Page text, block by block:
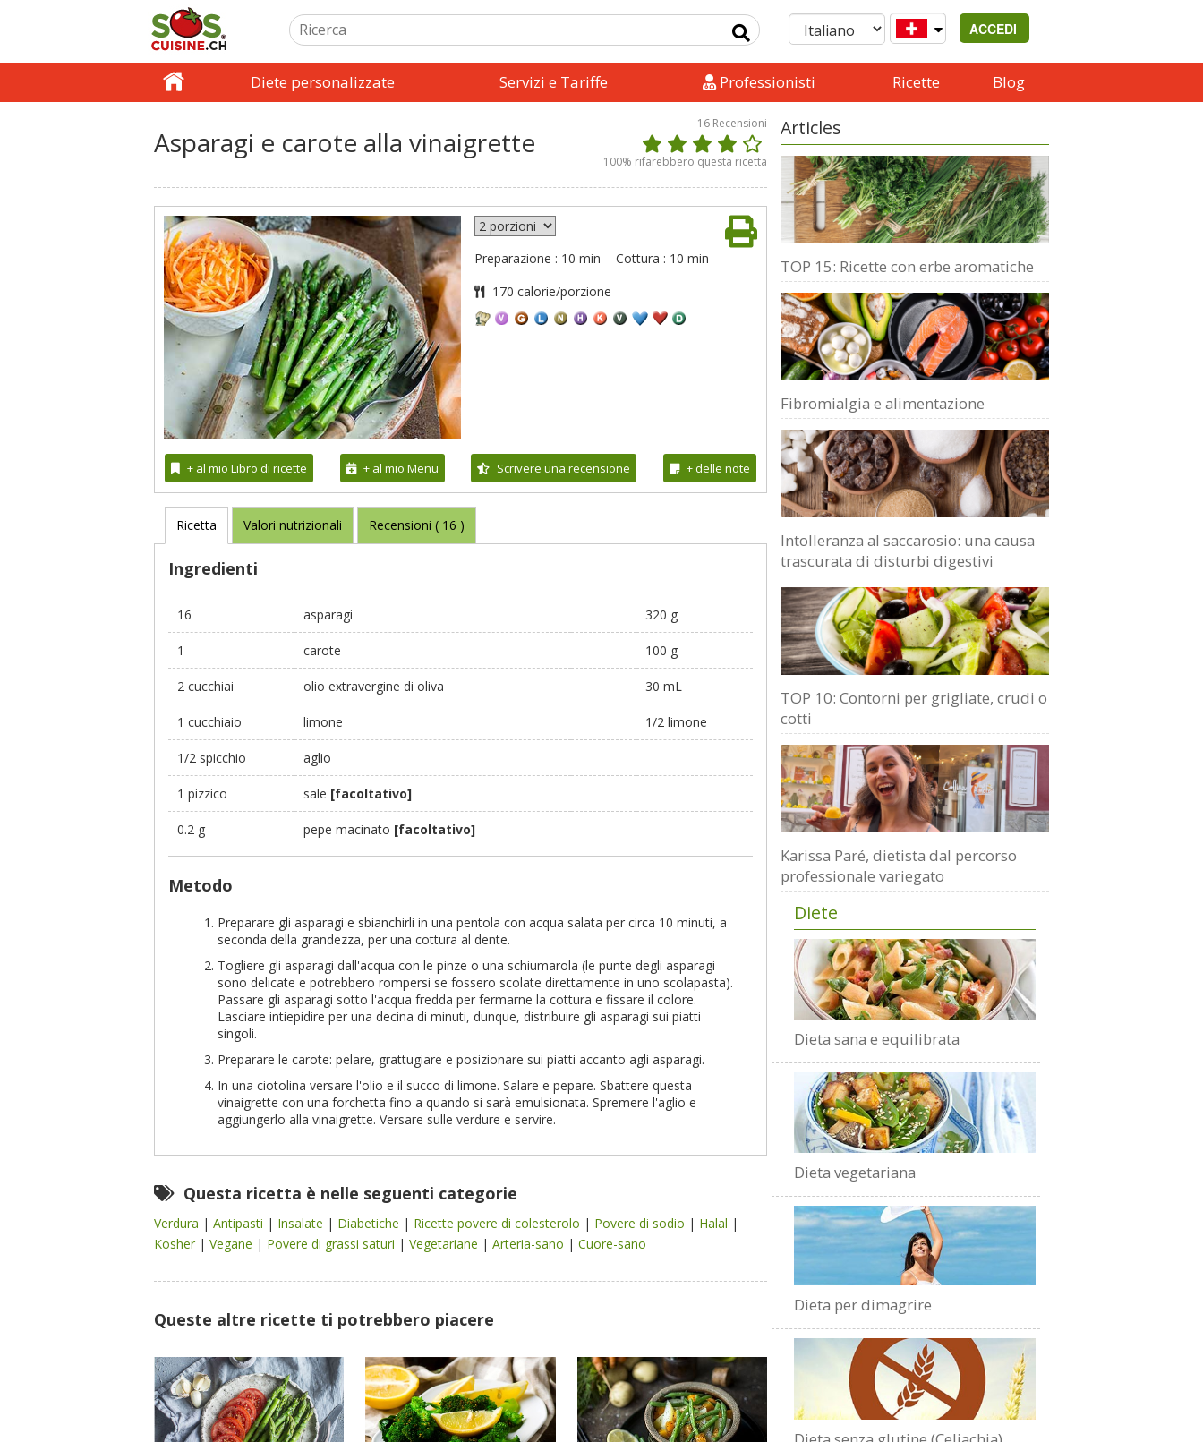
ACCEDI
Diete personalizzate Servizi e Tariffe Professionisti Ricette Blog
Asparagi e carote alla vinaigrette
16 Recensioni
100% rifarebbero questa ricetta
Preparazione : 10 min
Cottura : 10 min
170 calorie/porzione
+ al mio Libro di ricette + al mio Menu Scrivere una recensione + delle note
Ricetta Valori nutrizionali Recensioni ( 16 )
Ingredienti
16 asparagi 320 g
1 carote 100 g
2 cucchiai olio extravergine di oliva 30 mL
1 cucchiaio limone 1/2 limone
1/2 spicchio aglio
1 pizzico sale [facoltativo]
0.2 g pepe macinato [facoltativo]
Metodo
Preparare gli asparagi e sbianchirli in una pentola con acqua salata per circa 10 minuti, a
seconda della grandezza, per una cottura al dente.
Togliere gli asparagi dall'acqua con le pinze o una schiumarola (le punte degli asparagi
sono delicate e potrebbero rompersi se fossero scolate direttamente in uno scolapasta).
Passare gli asparagi sotto l'acqua fredda per fermarne la cottura e fissare il colore.
Lasciare intiepidire per una decina di minuti, dunque, distribuire gli asparagi sui piatti
singoli.
Preparare le carote: pelare, grattugiare e posizionare sui piatti accanto agli asparagi.
In una ciotolina versare l'olio e il succo di limone. Salare e pepare. Sbattere questa
vinaigrette con una forchetta fino a quando si sarà emulsionata. Spremere l'aglio e
aggiungerlo alla vinaigrette. Versare sulle verdure e servire.
Questa ricetta è nelle seguenti categorie
Verdura | Antipasti | Insalate | Diabetiche | Ricette povere di colesterolo | Povere di sodio | Halal |
Kosher | Vegane | Povere di grassi saturi | Vegetariane | Arteria-sano | Cuore-sano
Queste altre ricette ti potrebbero piacere
Articles
TOP 15: Ricette con erbe aromatiche
Fibromialgia e alimentazione
Intolleranza al saccarosio: una causa
trascurata di disturbi digestivi
TOP 10: Contorni per grigliate, crudi o
cotti
Karissa Paré, dietista dal percorso
professionale variegato
Diete
Dieta sana e equilibrata
Dieta vegetariana
Dieta per dimagrire